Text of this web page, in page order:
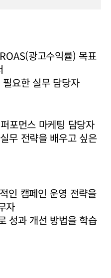
광고수익률) 목표
요한 실무 담당자
포먼스 마케팅 담당자
무 전략을 배우고 싶은
인 캠페인 운영 전략을
자
성과 개선 방법을 학습